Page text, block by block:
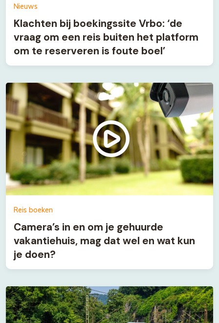
Nieuws
Klachten bij boekingssite Vrbo: ‘de
vraag om een reis buiten het platform
om te reserveren is foute boel’
Reis boeken
Camera’s in en om je gehuurde
vakantiehuis, mag dat wel en wat kun
je doen?